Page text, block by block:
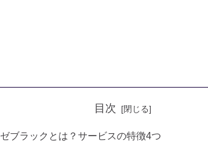
目次
ゼブラックとは？サービスの特徴4つ